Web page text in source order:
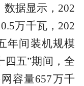
据显示，202
万千瓦，202
年间装机规模
四五”期间，全
容量657万千